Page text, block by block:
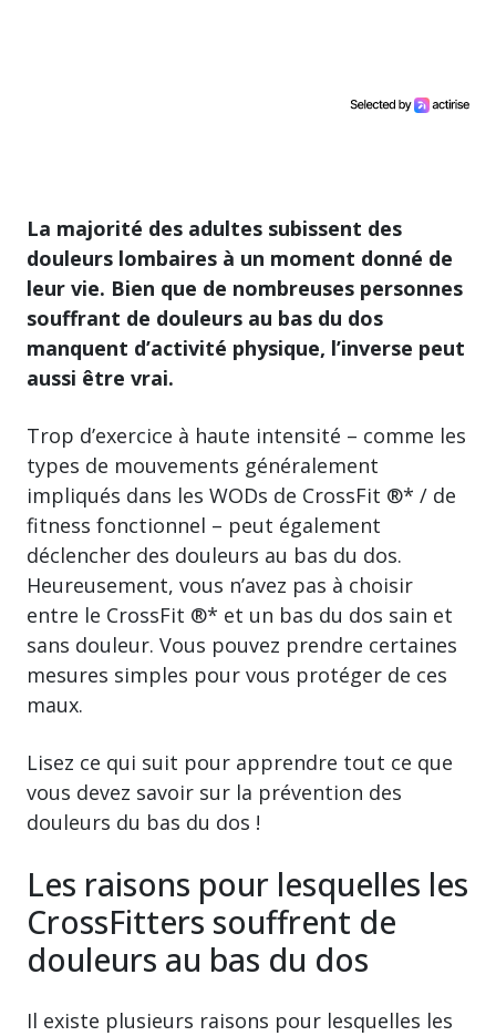
La majorité des adultes subissent des
douleurs lombaires à un moment donné de
leur vie. Bien que de nombreuses personnes
souffrant de douleurs au bas du dos
manquent d’activité physique, l’inverse peut
aussi être vrai.
Trop d’exercice à haute intensité – comme les
types de mouvements généralement
impliqués dans les WODs de CrossFit ®* / de
fitness fonctionnel – peut également
déclencher des douleurs au bas du dos.
Heureusement, vous n’avez pas à choisir
entre le CrossFit ®* et un bas du dos sain et
sans douleur. Vous pouvez prendre certaines
mesures simples pour vous protéger de ces
maux.
Lisez ce qui suit pour apprendre tout ce que
vous devez savoir sur la prévention des
douleurs du bas du dos !
Les raisons pour lesquelles les
CrossFitters souffrent de
douleurs au bas du dos
Il existe plusieurs raisons pour lesquelles les